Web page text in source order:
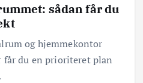
sådan får du
og hjemmekontor
får du en prioriteret plan